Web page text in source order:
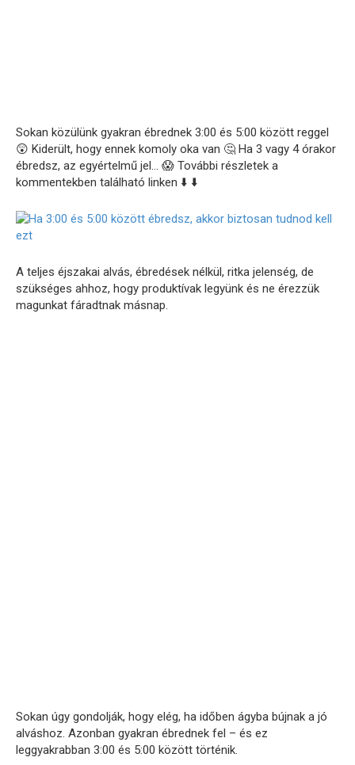
Sokan közülünk gyakran ébrednek 3:00 és 5:00 között reggel
😲 Kiderült, hogy ennek komoly oka van 🤔 Ha 3 vagy 4 órakor
ébredsz, az egyértelmű jel… 😱 További részletek a
kommentekben található linken ⬇️ ⬇️
A teljes éjszakai alvás, ébredések nélkül, ritka jelenség, de
szükséges ahhoz, hogy produktívak legyünk és ne érezzük
magunkat fáradtnak másnap.
Sokan úgy gondolják, hogy elég, ha időben ágyba bújnak a jó
alváshoz. Azonban gyakran ébrednek fel – és ez
leggyakrabban 3:00 és 5:00 között történik.